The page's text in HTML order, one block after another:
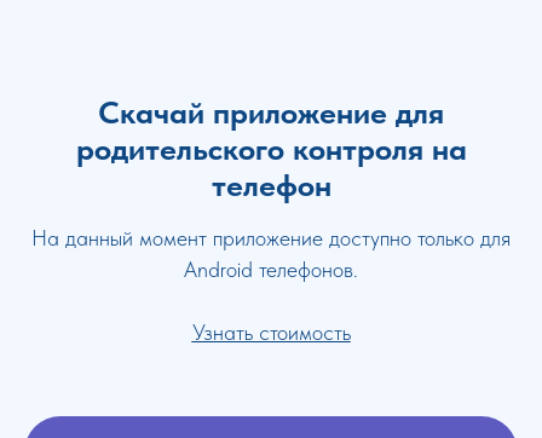
Скачай приложение для
родительского контроля на
телефон
На данный момент приложение доступно только для
Android телефонов.
Узнать стоимость